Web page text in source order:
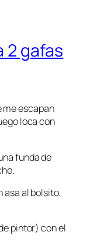
2 gafas
me escapan
loca con
funda de
asa al bolsito,
pintor) con el